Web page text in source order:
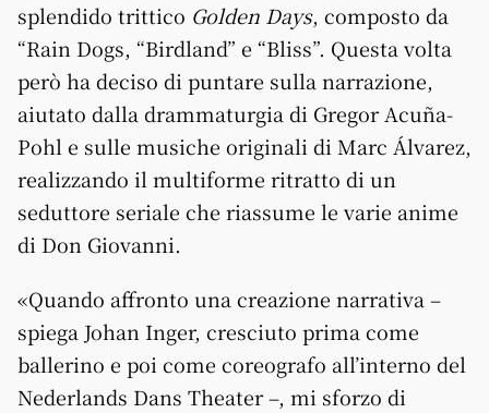
splendido trittico Golden Days, composto da
“Rain Dogs, “Birdland” e “Bliss”. Questa volta
però ha deciso di puntare sulla narrazione,
aiutato dalla drammaturgia di Gregor Acuña-
Pohl e sulle musiche originali di Marc Álvarez,
realizzando il multiforme ritratto di un
seduttore seriale che riassume le varie anime
di Don Giovanni.
«Quando affronto una creazione narrativa –
spiega Johan Inger, cresciuto prima come
ballerino e poi come coreografo all’interno del
Nederlands Dans Theater –, mi sforzo di